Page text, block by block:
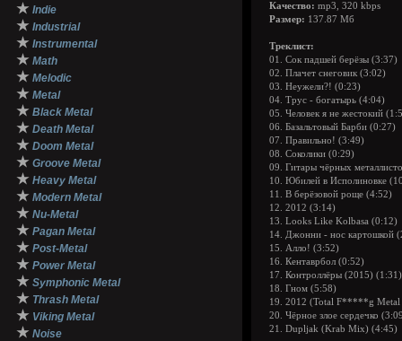
★ Indie
★ Industrial
★ Instrumental
★ Math
★ Melodic
★ Metal
★ Black Metal
★ Death Metal
★ Doom Metal
★ Groove Metal
★ Heavy Metal
★ Modern Metal
★ Nu-Metal
★ Pagan Metal
★ Post-Metal
★ Power Metal
★ Symphonic Metal
★ Thrash Metal
★ Viking Metal
★ Noise
Качество: mp3, 320 kbps
Размер: 137.87 Мб
Треклист:
01. Сок падшей берёзы (3:37)
02. Плачет cнеговик (3:02)
03. Неужели?! (0:23)
04. Трус - богатырь (4:04)
05. Человек я не жестокий
06. Базальтовый Барби (0:27)
07. Правильно! (3:49)
08. Соколики (0:29)
09. Гитары чёрных
10. Юбилей в Исполиновке
11. В берёзовой роще (4:52)
12. 2012 (3:14)
13. Looks Like Kolbasa (0:12)
14. Джонни - нос картошкой
15. Алло! (3:52)
16. Кентаврбол (0:52)
17. Контроллёры (2015) (1:31)
18. Гном (5:58)
19. 2012 (Total F*****g
20. Чёрное злое сердечко
21. Dupljak (Krab Mix) (4:45)